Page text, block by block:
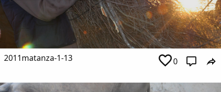
2011matanza-1-13 0